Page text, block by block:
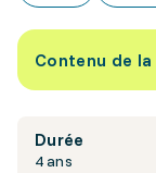
Contenu de la
Durée
4 ans